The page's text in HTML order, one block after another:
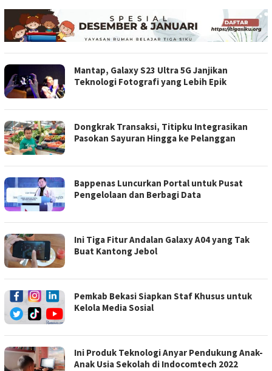
Mantap, Galaxy S23 Ultra 5G Janjikan
Teknologi Fotografi yang Lebih Epik
Dongkrak Transaksi, Titipku Integrasikan
Pasokan Sayuran Hingga ke Pelanggan
Bappenas Luncurkan Portal untuk Pusat
Pengelolaan dan Berbagi Data
Ini Tiga Fitur Andalan Galaxy A04 yang Tak
Buat Kantong Jebol
Pemkab Bekasi Siapkan Staf Khusus untuk
Kelola Media Sosial
Ini Produk Teknologi Anyar Pendukung Anak-
Anak Usia Sekolah di Indocomtech 2022